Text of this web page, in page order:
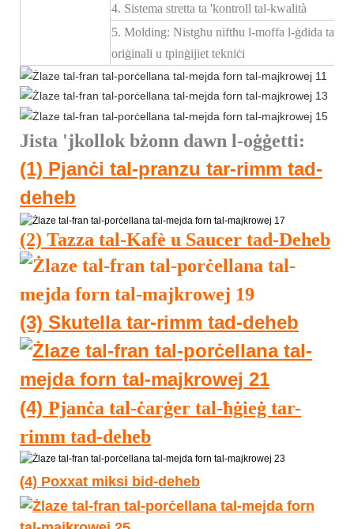
4. Sistema stretta ta 'kontroll tal-kwalità
5. Molding: Nistgħu niftħu l-moffa l-ġdida tas-
oriġinali u tpinġijiet tekniċi
Jista 'jkollok bżonn dawn l-oġġetti:
(1) Pjanċi tal-pranzu tar-rimm tad-
deheb
(2) Tazza tal-Kafè u Saucer tad-Deheb
(3) Skutella tar-rimm tad-deheb
(4) Pjanċa tal-ċarġer tal-ħġieġ tar-
rimm tad-deheb
(4) Poxxat miksi bid-deheb